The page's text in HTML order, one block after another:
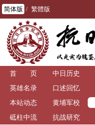
简体版 / 繁體版
首 页 中日历史
英雄名录
口述回忆
本站动态
黄埔军校
砥柱中流
抗战研究